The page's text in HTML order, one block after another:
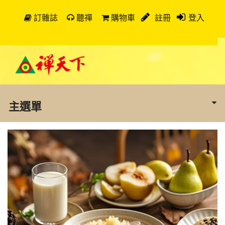
訂雜誌 聽禪 購物車 註冊 登入
主選單